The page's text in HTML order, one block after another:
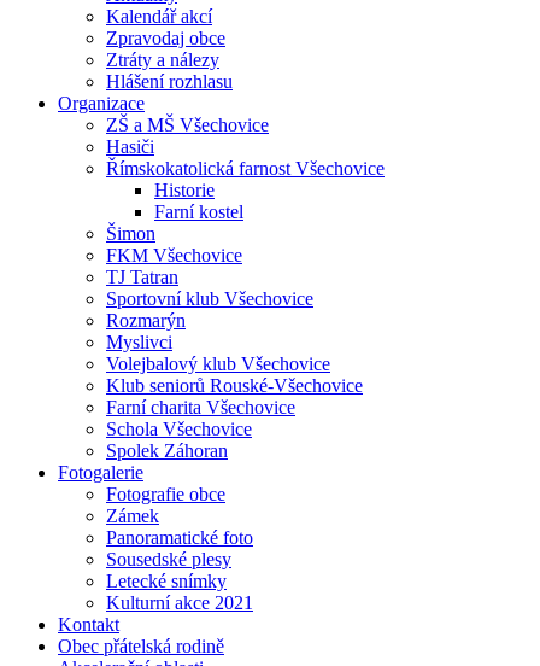
Kalendář akcí
Zpravodaj obce
Ztráty a nálezy
Hlášení rozhlasu
Organizace
ZŠ a MŠ Všechovice
Hasiči
Římskokatolická farnost Všechovice
Historie
Farní kostel
Šimon
FKM Všechovice
TJ Tatran
Sportovní klub Všechovice
Rozmarýn
Myslivci
Volejbalový klub Všechovice
Klub seniorů Rouské-Všechovice
Farní charita Všechovice
Schola Všechovice
Spolek Záhoran
Fotogalerie
Fotografie obce
Zámek
Panoramatické foto
Sousedské plesy
Letecké snímky
Kulturní akce 2021
Kontakt
Obec přátelská rodině